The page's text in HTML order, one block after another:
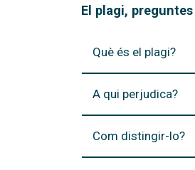
El plagi,
Què és el plagi?
A qui perjudica?
Com distingir-lo?